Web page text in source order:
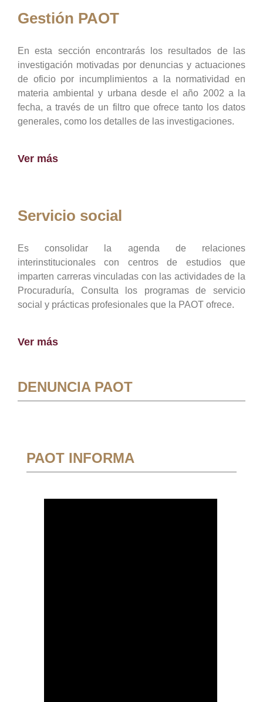
Gestión PAOT
En esta sección encontrarás los resultados de las
investigación motivadas por denuncias y actuaciones
de oficio por incumplimientos a la normatividad en
materia ambiental y urbana desde el año 2002 a la
fecha, a través de un filtro que ofrece tanto los datos
generales, como los detalles de las investigaciones.
Ver más
Servicio social
Es consolidar la agenda de relaciones
interinstitucionales con centros de estudios que
imparten carreras vinculadas con las actividades de la
Procuraduría, Consulta los programas de servicio
social y prácticas profesionales que la PAOT ofrece.
Ver más
DENUNCIA PAOT
PAOT INFORMA